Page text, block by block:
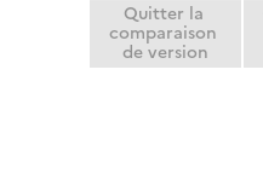
Quitter la
comparaison
de version